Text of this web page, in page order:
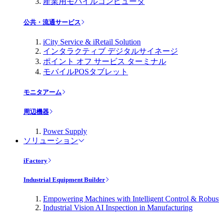
公共・流通サービス
iCity Service & iRetail Solution
インタラクティブ デジタルサイネージ
ポイント オフ サービス ターミナル
モバイルPOSタブレット
モニタアーム
周辺機器
Power Supply
ソリューション
iFactory
Industrial Equipment Builder
Empowering Machines with Intelligent Control &
Industrial Vision AI Inspection in Manufacturing